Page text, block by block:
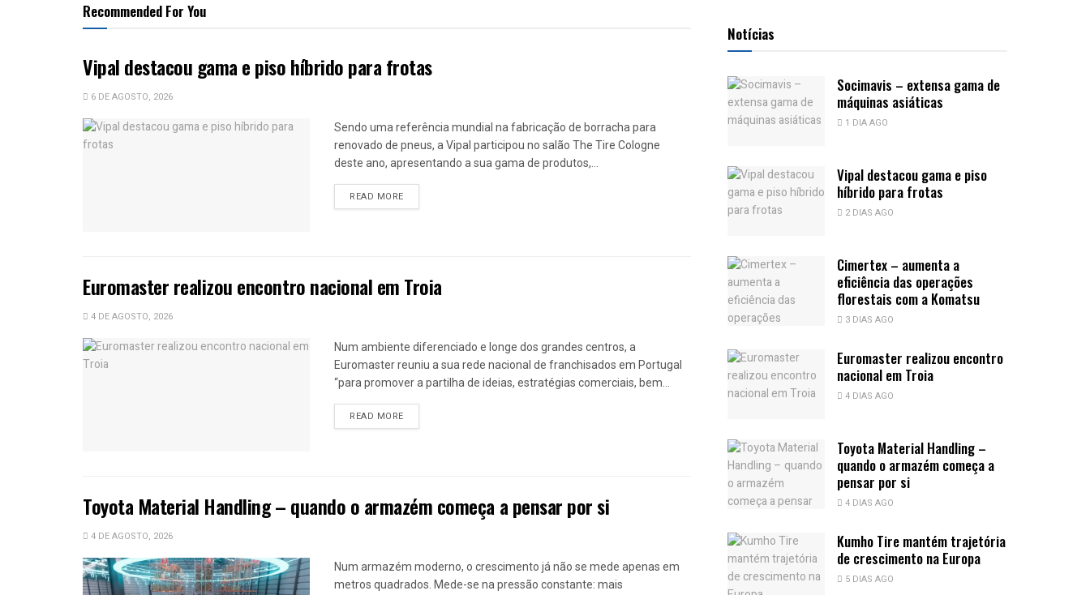
Recommended For You
Vipal destacou gama e piso híbrido para frotas
6 DE AGOSTO, 2026
Sendo uma referência mundial na fabricação de borracha para
renovado de pneus, a Vipal participou no salão The Tire Cologne
deste ano, apresentando a sua gama de produtos,...
READ MOREDETAILS
Euromaster realizou encontro nacional em Troia
4 DE AGOSTO, 2026
Num ambiente diferenciado e longe dos grandes centros, a
Euromaster reuniu a sua rede nacional de franchisados em Portugal
“para promover a partilha de ideias, estratégias comerciais, bem...
READ MOREDETAILS
Toyota Material Handling – quando o armazém começa a pensar por si
4 DE AGOSTO, 2026
Num armazém moderno, o crescimento já não se mede apenas em
metros quadrados. Mede-se na pressão constante: mais
Notícias
Socimavis – extensa gama de
máquinas asiáticas
1 DIA AGO
Vipal destacou gama e piso
híbrido para frotas
2 DIAS AGO
Cimertex – aumenta a
eficiência das operações
florestais com a Komatsu
3 DIAS AGO
Euromaster realizou encontro
nacional em Troia
4 DIAS AGO
Toyota Material Handling –
quando o armazém começa a
pensar por si
4 DIAS AGO
Kumho Tire mantém trajetória
de crescimento na Europa
5 DIAS AGO